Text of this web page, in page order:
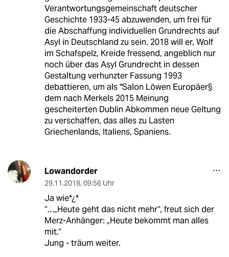
Verantwortungsgemeinschaft deutscher
Geschichte 1933-45 abzuwenden, um frei für
die Abschaffung individuellen Grundrechts auf
Asyl in Deutschland zu sein. 2018 will er, Wolf
im Schafspelz, Kreide fressend, angeblich nur
noch über das Asyl Grundrecht in dessen
Gestaltung verhunzter Fassung 1993
debattieren, um als "Salon Löwen Europäer§
dem nach Merkels 2015 Meinung
gescheiterten Dublin Abkommen neue Geltung
zu verschaffen, das alles zu Lasten
Griechenlands, Italiens, Spaniens.
Lowandorder
29.11.2018, 09:56 Uhr
Ja wie*¿*
“…„Heute geht das nicht mehr“, freut sich der
Merz-Anhänger: „Heute bekommt man alles
mit.“
Jung - träum weiter.